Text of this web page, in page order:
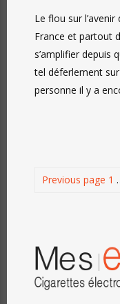
Le flou sur
France et partout
s’amplifier depuis
tel déferlement
personne il y a
Previous page 1